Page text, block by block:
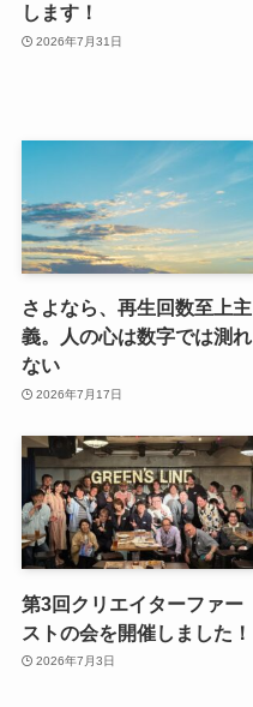
します！
2026年7月31日
さよなら、再生回数至上主
義。人の心は数字では測れ
ない
2026年7月17日
第3回クリエイターファー
ストの会を開催しました！
2026年7月3日